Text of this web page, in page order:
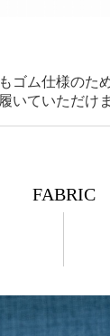
ゴム仕様のた
いていただけま
FABRIC